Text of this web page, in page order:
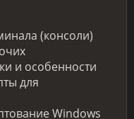
(консоли)
и особенности
для
Windows